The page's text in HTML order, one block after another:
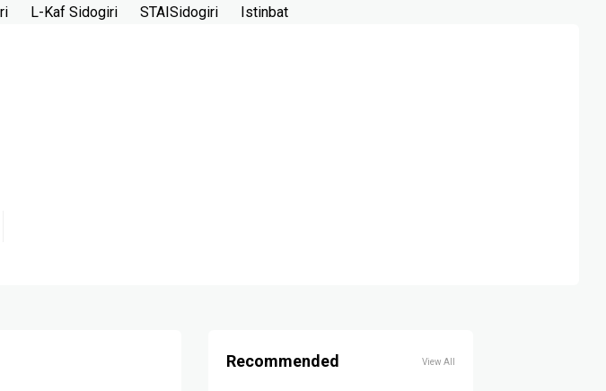
L-Kaf Sidogiri STAISidogiri Istinbat
Recommended View All